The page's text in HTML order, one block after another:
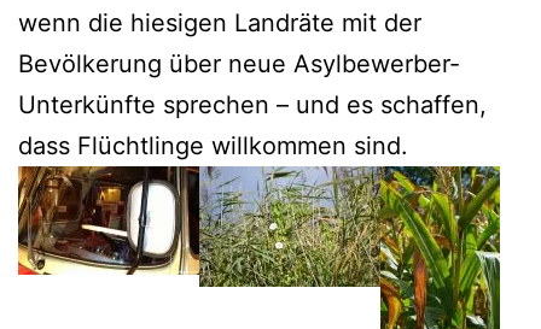
wenn die hiesigen Landräte mit der
Bevölkerung über neue Asylbewerber-
Unterkünfte sprechen – und es schaffen,
dass Flüchtlinge willkommen sind.